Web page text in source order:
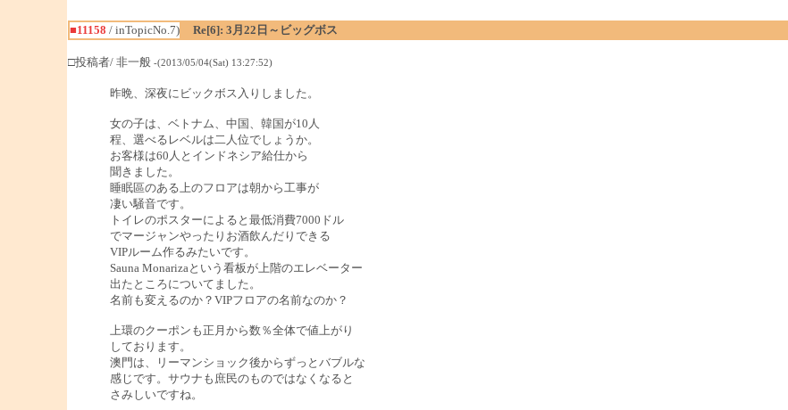
■11158 / inTopicNo.7)
Re[6]: 3月22日～ビッグボス
□投稿者/ 非一般 -(2013/05/04(Sat) 13:27:52)
昨晩、深夜にビックボス入りしました。
女の子は、ベトナム、中国、韓国が10人
程、選べるレベルは二人位でしょうか。
お客様は60人とインドネシア給仕から
聞きました。
睡眠區のある上のフロアは朝から工事が
凄い騒音です。
トイレのポスターによると最低消費7000ドル
でマージャンやったりお酒飲んだりできる
VIPルーム作るみたいです。
Sauna Monarizaという看板が上階のエレベーター
出たところについてました。
名前も変えるのか？VIPフロアの名前なのか？
上環のクーポンも正月から数％全体で値上がり
しております。
澳門は、リーマンショック後からずっとバブルな
感じです。サウナも庶民のものではなくなると
さみしいですね。